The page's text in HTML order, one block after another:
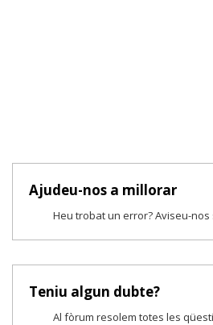
Ajudeu-nos a millorar
Heu trobat un error? Aviseu-
Teniu algun dubte?
Al fòrum resolem totes les